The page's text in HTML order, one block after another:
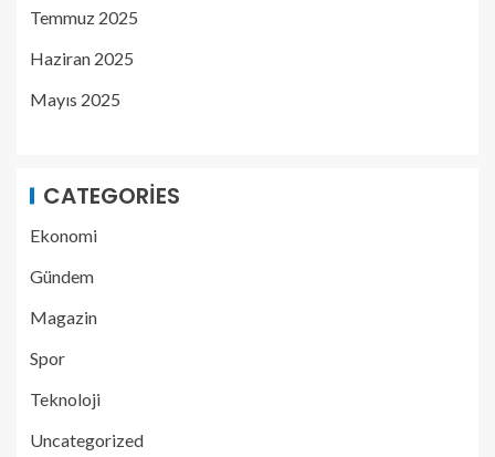
Temmuz 2025
Haziran 2025
Mayıs 2025
CATEGORIES
Ekonomi
Gündem
Magazin
Spor
Teknoloji
Uncategorized